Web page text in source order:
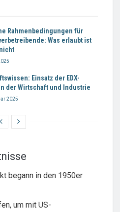
Rahmenbedingungen für
Was erlaubt ist
Einsatz der EDX-
der Wirtschaft und Industrie
2025
begann in den 1950er
um mit US-